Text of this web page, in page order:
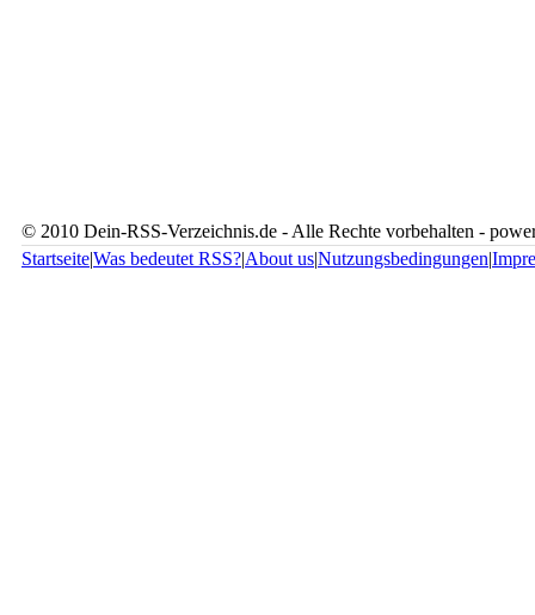
© 2010 Dein-RSS-Verzeichnis.de - Alle Rechte vorbehalten -
Startseite|Was bedeutet RSS?|About us|Nutzungsbedingungen|